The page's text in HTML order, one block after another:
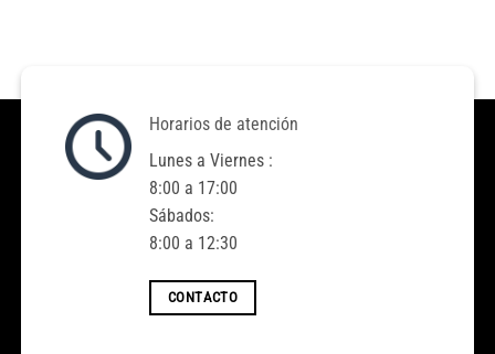
Horarios de atención
Lunes a Viernes :
8:00 a 17:00
Sábados:
8:00 a 12:30
CONTACTO